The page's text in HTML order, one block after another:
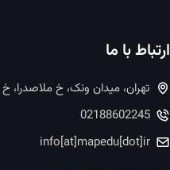
ارتباط با ما
تهران، میدان ونک، خ
02188602245
info[at]mapedu[dot]ir